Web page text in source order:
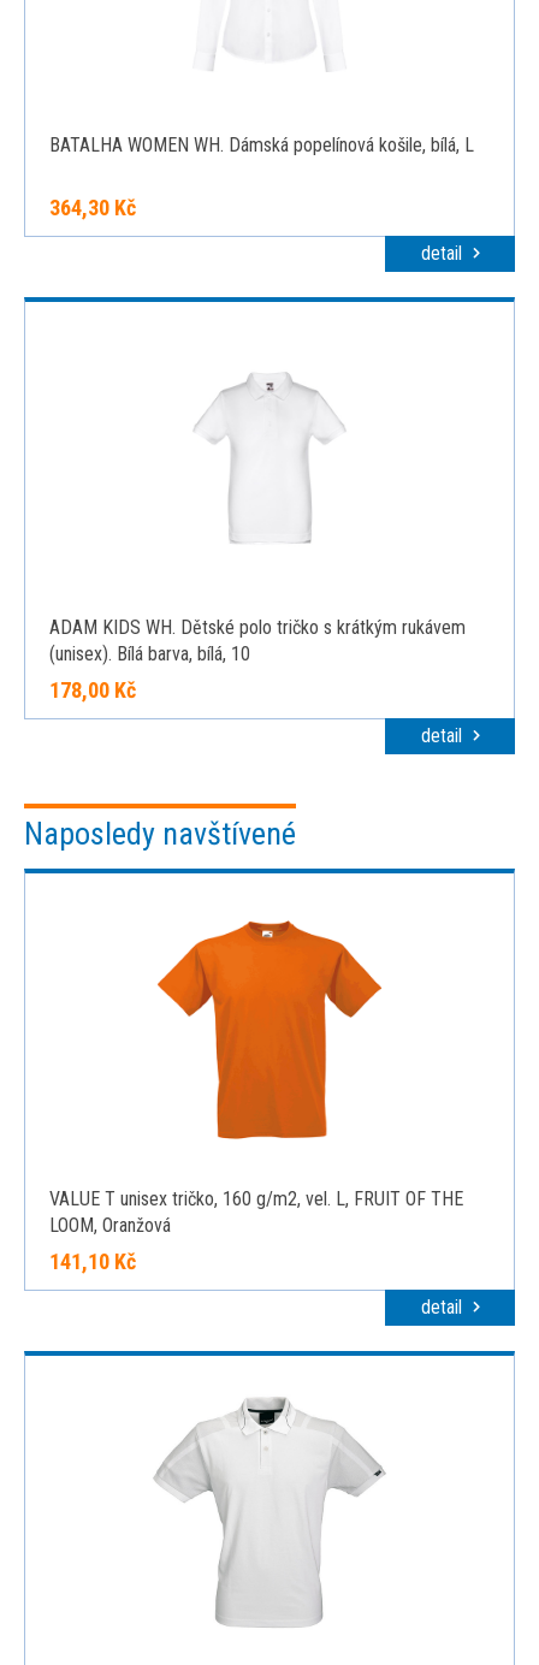
BATALHA WOMEN WH. Dámská popelínová košile, bílá, L
364,30 Kč
detail
ADAM KIDS WH. Dětské polo tričko s krátkým rukávem
(unisex). Bílá barva, bílá, 10
178,00 Kč
detail
Naposledy navštívené
VALUE T unisex tričko, 160 g/m2, vel. L, FRUIT OF THE
LOOM, Oranžová
141,10 Kč
detail